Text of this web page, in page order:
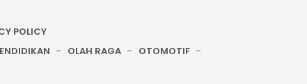
POLICY
OLAH RAGA
OTOMOTIF